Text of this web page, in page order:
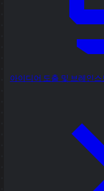
아이디어 도출 및 브레인스